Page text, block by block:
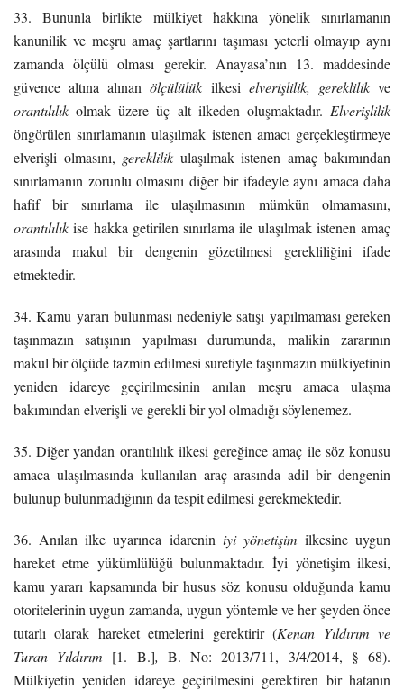
33. Bununla birlikte mülkiyet hakkına yönelik sınırlamanın
kanunilik ve meşru amaç şartlarını taşıması yeterli olmayıp aynı
zamanda ölçülü olması gerekir. Anayasa’nın 13. maddesinde
güvence altına alınanölçülülük ilkesi elverişlilik, gereklilikve
orantılılık olmak üzere üç alt ilkeden oluşmaktadır. Elverişlilik
öngörülen sınırlamanın ulaşılmak istenen amacı gerçekleştirmeye
elverişli olmasını, gereklilik ulaşılmak istenen amaç bakımından
sınırlamanın zorunlu olmasını diğer bir ifadeyle aynı amaca daha
hafif bir sınırlama ile ulaşılmasının mümkün olmamasını,
orantılılık ise hakka getirilen sınırlama ile ulaşılmak istenen amaç
arasında makul bir dengenin gözetilmesi gerekliliğini ifade
etmektedir.
34. Kamu yararı bulunması nedeniyle satışı yapılmaması gereken
taşınmazın satışının yapılması durumunda, malikin zararının
makul bir ölçüde tazmin edilmesi suretiyle taşınmazın mülkiyetinin
yeniden idareye geçirilmesinin anılan meşru amaca ulaşma
bakımından elverişli ve gerekli bir yol olmadığı söylenemez.
35. Diğer yandan orantılılık ilkesi gereğince amaç ile söz konusu
amaca ulaşılmasında kullanılan araç arasında adil bir dengenin
bulunup bulunmadığının da tespit edilmesi gerekmektedir.
36. Anılan ilke uyarınca idarenin iyi yönetişim ilkesine uygun
hareket etme yükümlülüğü bulunmaktadır. İyi yönetişim ilkesi,
kamu yararı kapsamında bir husus söz konusu olduğunda kamu
otoritelerinin uygun zamanda, uygun yöntemle ve her şeyden önce
tutarlı olarak hareket etmelerini gerektirir (Kenan Yıldırım ve
Turan Yıldırım [1. B.], B. No: 2013/711, 3/4/2014, § 68).
Mülkiyetin yeniden idareye geçirilmesini gerektiren bir hatanın